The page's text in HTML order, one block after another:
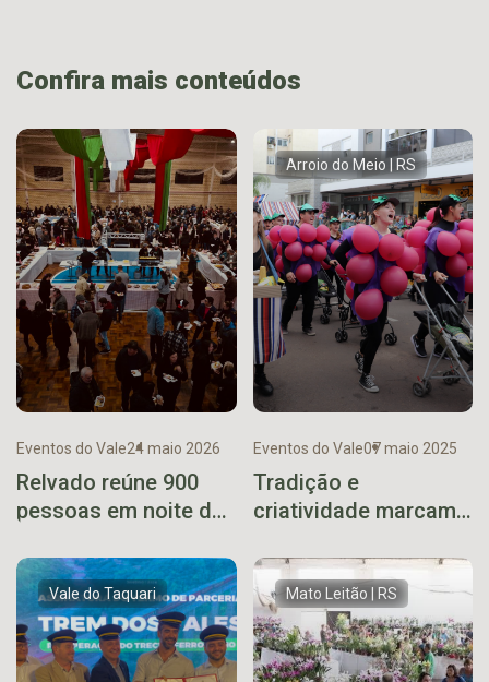
Confira mais conteúdos
Eventos do Vale24 maio 2026
Relvado reúne 900
pessoas em noite de
Italiano
Arroio do Meio | RS
Eventos do Vale07 maio 2025
Tradição e
criatividade marcam
do Meio
Vale do Taquari Mato Leitão | RS